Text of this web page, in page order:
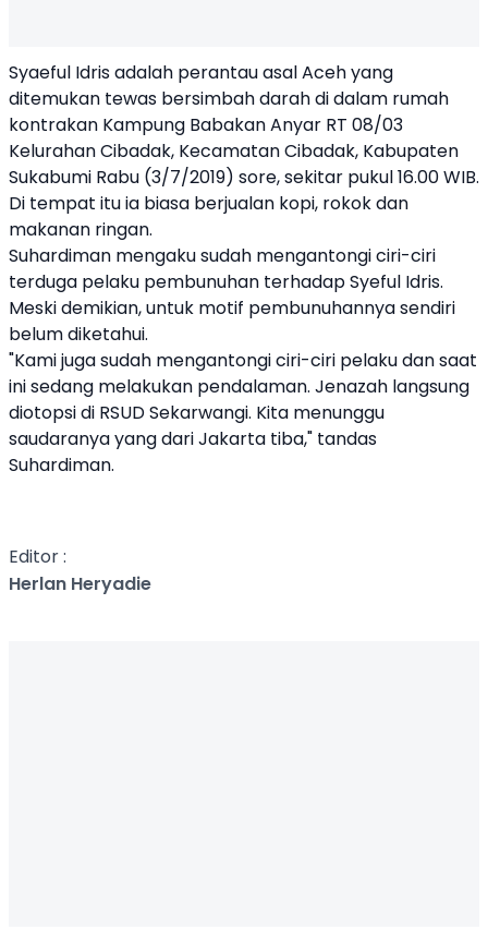
Syaeful Idris adalah perantau asal Aceh yang
ditemukan tewas bersimbah darah di dalam rumah
kontrakan Kampung Babakan Anyar RT 08/03
Kelurahan Cibadak, Kecamatan Cibadak, Kabupaten
Sukabumi Rabu (3/7/2019) sore, sekitar pukul 16.00 WIB.
Di tempat itu ia biasa berjualan kopi, rokok dan
makanan ringan.
Suhardiman mengaku sudah mengantongi ciri-ciri
terduga pelaku pembunuhan terhadap Syeful Idris.
Meski demikian, untuk motif pembunuhannya sendiri
belum diketahui.
"Kami juga sudah mengantongi ciri-ciri pelaku dan saat
ini sedang melakukan pendalaman. Jenazah langsung
diotopsi di RSUD Sekarwangi. Kita menunggu
saudaranya yang dari Jakarta tiba," tandas
Suhardiman.
Editor :
Herlan Heryadie